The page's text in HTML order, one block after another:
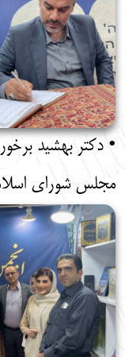
• دکتر بهشید
مجلس شورای